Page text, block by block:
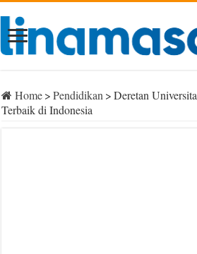
Home> Pendidikan > Deretan
Terbaik di Indonesia